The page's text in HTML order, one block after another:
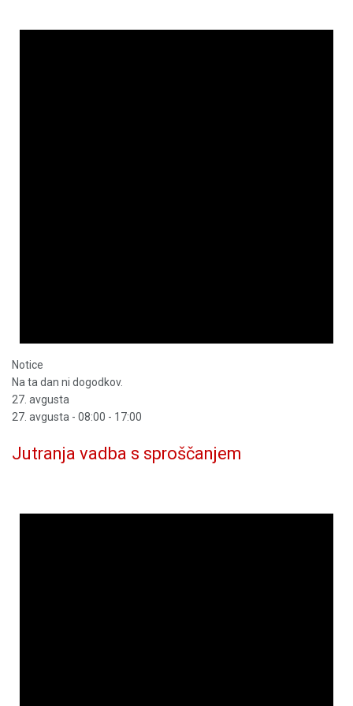
Notice
Na ta dan ni dogodkov.
27. avgusta
27. avgusta - 08:00 - 17:00
Jutranja vadba s sproščanjem